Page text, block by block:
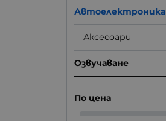
Автоелектроника
Аксесоари
Озвучаване
По цена